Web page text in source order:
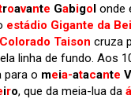
roavante Gabigol onde
estádio Gigante da
Taison cruza
linha de fundo. Aos
para o meia-atacante V
iro, que da meia-lua da